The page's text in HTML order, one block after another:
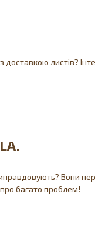
листів?
виправдовують? Вони
багато проблем!